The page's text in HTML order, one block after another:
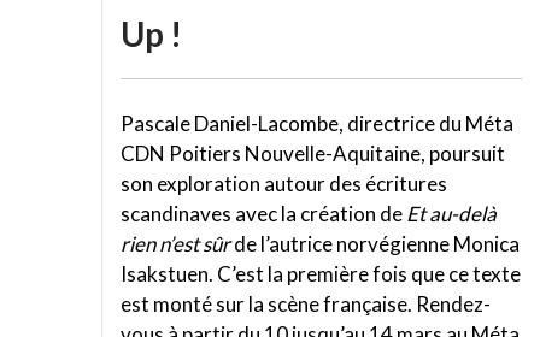
Up !
Pascale Daniel-Lacombe, directrice du Méta
CDN Poitiers Nouvelle-Aquitaine, poursuit
son exploration autour des écritures
scandinaves avec la création deEt au-delà
rien n’est sûrde l’autrice norvégienne Monica
Isakstuen. C’est la première fois que ce texte
est monté sur la scène française. Rendez-